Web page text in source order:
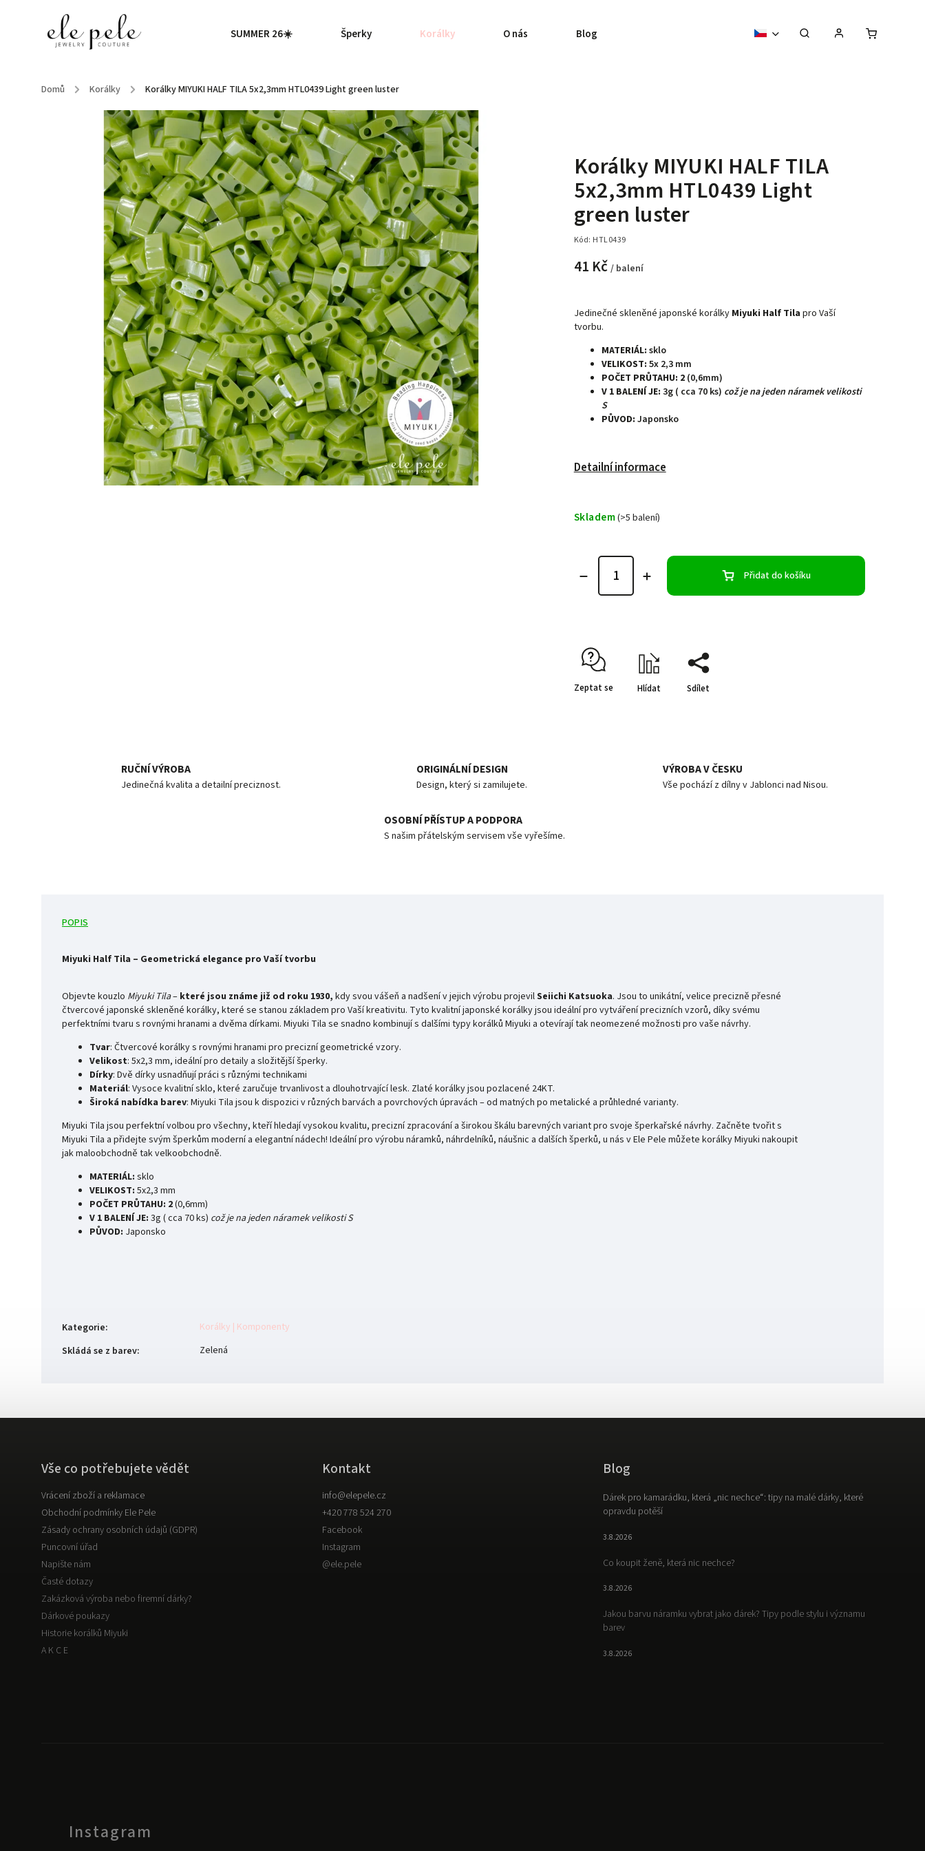
SUMMER 26☀️ Šperky Korálky O nás Blog
Domů / Korálky / Korálky MIYUKI HALF TILA 5x2,3mm HTL0439 Light green luster
Korálky MIYUKI HALF TILA
5x2,3mm HTL0439 Light
green luster
Kód: HTL0439
41 Kč / balení
Jedinečné skleněné japonské korálky Miyuki Half Tila pro Vaší
tvorbu.
MATERIÁL: sklo
VELIKOST: 5x 2,3 mm
POČET PRŮTAHU: 2 (0,6mm)
V 1 BALENÍ JE: 3g ( cca 70 ks) což je na jeden náramek velikosti
S
PŮVOD: Japonsko
Detailní informace
Skladem(>5 balení)
Přidat do košíku
Zeptat se Hlídat Sdílet
RUČNÍ VÝROBA
Jedinečná kvalita a detailní preciznost.
ORIGINÁLNÍ DESIGN
Design, který si zamilujete.
VÝROBA V ČESKU
Vše pochází z dílny v Jablonci nad Nisou.
OSOBNÍ PŘÍSTUP A PODPORA
S našim přátelským servisem vše vyřešíme.
POPIS
Miyuki Half Tila – Geometrická elegance pro Vaší tvorbu
Objevte kouzlo Miyuki Tila– které jsou známe již od roku 1930, kdy svou vášeň a nadšení v jejich výrobu projevilSeiichi Katsuoka. Jsou to unikátní, velice precizně přesné
čtvercové japonské skleněné korálky, které se stanou základem pro Vaší kreativitu. Tyto kvalitní japonské korálky jsou ideální pro vytváření precizních vzorů, díky svému
perfektními tvaru s rovnými hranami a dvěma dírkami. Miyuki Tila se snadno kombinují s dalšími typy korálků Miyuki a otevírají tak neomezené možnosti pro vaše návrhy.
Tvar: Čtvercové korálky s rovnými hranami pro precizní geometrické vzory.
Velikost: 5x2,3 mm, ideální pro detaily a složitější šperky.
Dírky: Dvě dírky usnadňují práci s různými technikami
Materiál: Vysoce kvalitní sklo, které zaručuje trvanlivost a dlouhotrvající lesk. Zlaté korálky jsou pozlacené 24KT.
Široká nabídka barev: Miyuki Tila jsou k dispozici v různých barvách a povrchových úpravách – od matných po metalické a průhledné varianty.
Miyuki Tila jsou perfektní volbou pro všechny, kteří hledají vysokou kvalitu, precizní zpracování a širokou škálu barevných variant pro svoje šperkařské návrhy. Začněte tvořit s
Miyuki Tila a přidejte svým šperkům moderní a elegantní nádech! Ideální pro výrobu náramků, náhrdelníků, náušnic a dalších šperků, u nás v Ele Pele můžete korálky Miyuki nakoupit
jak maloobchodně tak velkoobchodně.
MATERIÁL: sklo
VELIKOST: 5x2,3 mm
POČET PRŮTAHU: 2(0,6mm)
V 1 BALENÍ JE: 3g ( cca 70 ks) což je na jeden náramek velikosti S
PŮVOD: Japonsko
Kategorie:
Korálky | Komponenty
Skládá se z barev: Zelená
Vše co potřebujete vědět
Vrácení zboží a reklamace
Obchodní podmínky Ele Pele
Zásady ochrany osobních údajů (GDPR)
Puncovní úřad
Napište nám
Časté dotazy
Zakázková výroba nebo firemní dárky?
Dárkové poukazy
Historie korálků Miyuki
A K C E
Instagram
Kontakt
info@elepele.cz
+420 778 524 270
Facebook
Instagram
@ele.pele
Blog
Dárek pro kamarádku, která „nic nechce“: tipy na malé dárky, které
opravdu potěší
3.8.2026
Co koupit ženě, která nic nechce?
3.8.2026
Jakou barvu náramku vybrat jako dárek? Tipy podle stylu i významu
barev
3.8.2026